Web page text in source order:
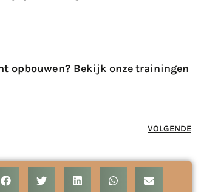
opbouwen? Bekijk onze trainingen
VOLGENDE